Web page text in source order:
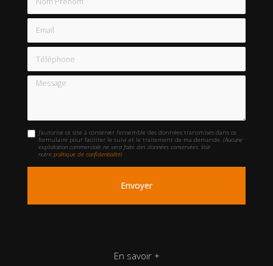
Email
Téléphone
Message
J'autorise ce site à conserver l'ensemble des données transmises dans ce
formulaire pour faciliter le suivi et le traitement de ma demande.(Aucune
exploitation commerciale ne sera faite des données conservées. Voir
notrepolitique de confidentialité)
En savoir +